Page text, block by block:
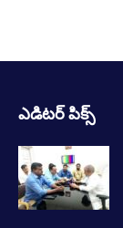
ఎడిటర్ పిక్స్